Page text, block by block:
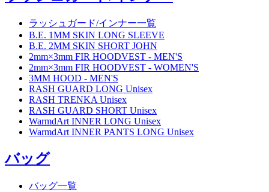
ラッシュガード/インナー一覧
B.E. 1MM SKIN LONG SLEEVE
B.E. 2MM SKIN SHORT JOHN
2mm×3mm FIR HOODVEST - MEN'S
2mm×3mm FIR HOODVEST - WOMEN'S
3MM HOOD - MEN'S
RASH GUARD LONG Unisex
RASH TRENKA Unisex
RASH GUARD SHORT Unisex
WarmdArt INNER LONG Unisex
WarmdArt INNER PANTS LONG Unisex
バッグ
バッグ一覧